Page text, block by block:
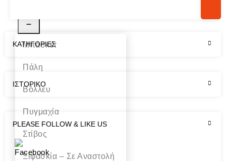
Μπάσκετ
Πάλη
Βόλλευ
Πυγμαχία
Στίβος
Ξιφασκία – Σε Αναστολή
KΑΤΗΓΟΡΊΕΣ
ΙΣΤΟΡΙΚΌ
PLEASE FOLLOW & LIKE US